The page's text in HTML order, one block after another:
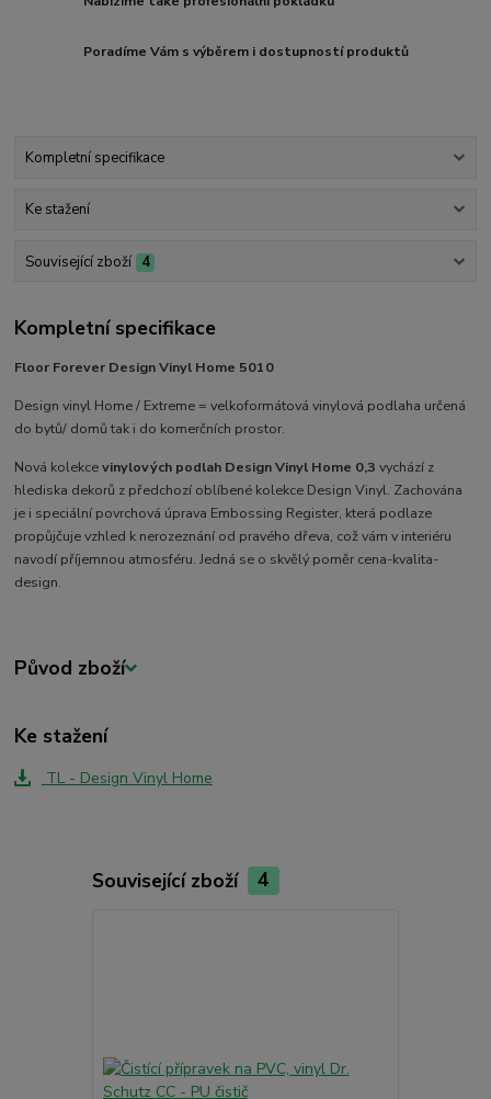
Poradíme Vám s výběrem i dostupností produktů
Kompletní specifikace
Ke stažení
Související zboží 4
Kompletní specifikace
Floor Forever Design Vinyl Home 5010
Design vinyl Home / Extreme = velkoformátová vinylová podlaha určená
do bytů/ domů tak i do komerčních prostor.
Nová kolekcevinylových podlah Design Vinyl Home 0,3 vychází z
hlediska dekorů z předchozí oblíbené kolekce Design Vinyl. Zachována
je i speciální povrchová úprava Embossing Register, která podlaze
propůjčuje vzhled k nerozeznání od pravého dřeva, což vám v interiéru
navodí příjemnou atmosféru. Jedná se o skvělý poměr cena-kvalita-
design.
Původ zboží
Ke stažení
TL - Design Vinyl Home
Související zboží 4